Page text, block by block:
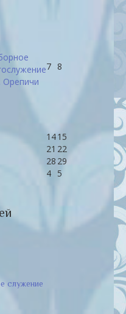
Орепичи
7 8
1415
21 22
28 29
4 5
служение